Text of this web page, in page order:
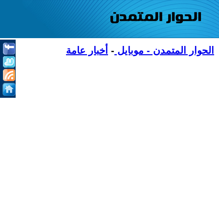
الحوار المتمدن - موبايل - أخبار عامة